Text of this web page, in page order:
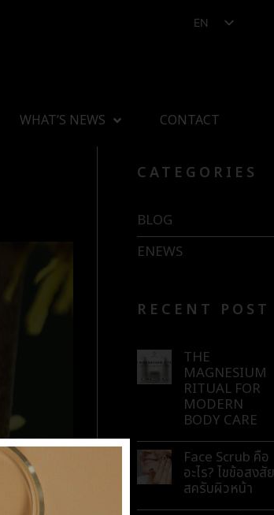
EN
WHAT’S NEWS CONTACT
CATEGORIES
BLOG
ENEWS
RECENT POST
THE
MAGNESIUM
RITUAL FOR
MODERN
BODY CARE
Face Scrub คือ
อะไร? ไขข้อสงสัย
สครับผิวหน้า